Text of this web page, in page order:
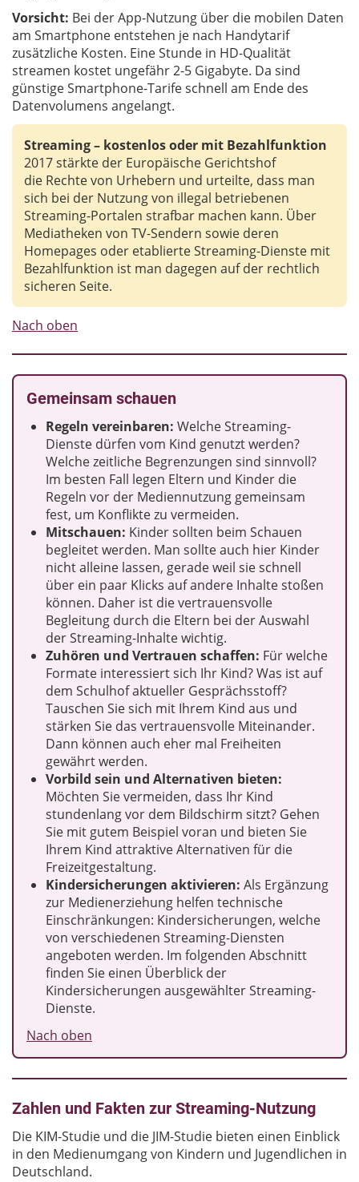
Vorsicht: Bei der App-Nutzung über die mobilen Daten
am Smartphone entstehen je nach Handytarif
zusätzliche Kosten. Eine Stunde in HD-Qualität
streamen kostet ungefähr 2-5 Gigabyte. Da sind
günstige Smartphone-Tarife schnell am Ende des
Datenvolumens angelangt.
Streaming – kostenlos oder mit Bezahlfunktion
2017 stärkte der Europäische Gerichtshof
die Rechte von Urhebern und urteilte, dass man
sich bei der Nutzung von illegal betriebenen
Streaming-Portalen strafbar machen kann. Über
Mediatheken von TV-Sendern sowie deren
Homepages oder etablierte Streaming-Dienste mit
Bezahlfunktion ist man dagegen auf der rechtlich
sicheren Seite.
Nach oben
Gemeinsam schauen
Regeln vereinbaren: Welche Streaming-
Dienste dürfen vom Kind genutzt werden?
Welche zeitliche Begrenzungen sind sinnvoll?
Im besten Fall legen Eltern und Kinder die
Regeln vor der Mediennutzung gemeinsam
fest, um Konflikte zu vermeiden.
Mitschauen: Kinder sollten beim Schauen
begleitet werden. Man sollte auch hier Kinder
nicht alleine lassen, gerade weil sie schnell
über ein paar Klicks auf andere Inhalte stoßen
können. Daher ist die vertrauensvolle
Begleitung durch die Eltern bei der Auswahl
der Streaming-Inhalte wichtig.
Zuhören und Vertrauen schaffen: Für welche
Formate interessiert sich Ihr Kind? Was ist auf
dem Schulhof aktueller Gesprächsstoff?
Tauschen Sie sich mit Ihrem Kind aus und
stärken Sie das vertrauensvolle Miteinander.
Dann können auch eher mal Freiheiten
gewährt werden.
Vorbild sein und Alternativen bieten:
Möchten Sie vermeiden, dass Ihr Kind
stundenlang vor dem Bildschirm sitzt? Gehen
Sie mit gutem Beispiel voran und bieten Sie
Ihrem Kind attraktive Alternativen für die
Freizeitgestaltung.
Kindersicherungen aktivieren: Als Ergänzung
zur Medienerziehung helfen technische
Einschränkungen: Kindersicherungen, welche
von verschiedenen Streaming-Diensten
angeboten werden. Im folgenden Abschnitt
finden Sie einen Überblick der
Kindersicherungen ausgewählter Streaming-
Dienste.
Nach oben
Zahlen und Fakten zur Streaming-Nutzung
Die KIM-Studie und die JIM-Studie bieten einen Einblick
in den Medienumgang von Kindern und Jugendlichen in
Deutschland.